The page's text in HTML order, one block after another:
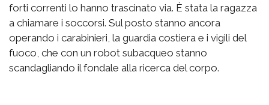
forti correnti lo hanno trascinato via. È stata la ragazza
a chiamare i soccorsi. Sul posto stanno ancora
operando i carabinieri, la guardia costiera e i vigili del
fuoco, che con un robot subacqueo stanno
scandagliando il fondale alla ricerca del corpo.